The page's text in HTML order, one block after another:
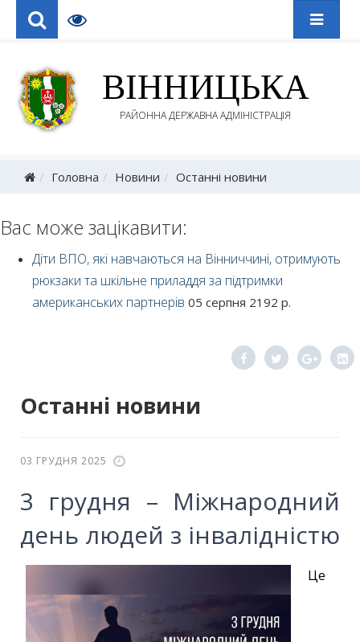
ВІННИЦЬКА
РАЙОННА ДЕРЖАВНА АДМІНІСТРАЦІЯ
Головна Новини Останні новини
Останні новини
03 ГРУДНЯ 2025
3 грудня – Міжнародний
день людей з інвалідністю
Це
Вас може зацікавити:
Діти ВПО, які навчаються на Вінниччині, отримують
рюкзаки та шкільне приладдя за підтримки
американських партнерів 05 серпня 2192 р.